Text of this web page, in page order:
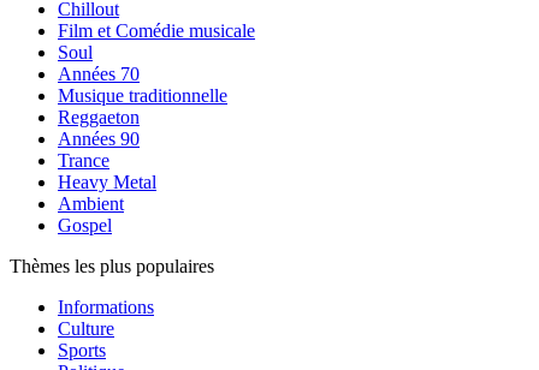
Chillout
Film et Comédie musicale
Soul
Années 70
Musique traditionnelle
Reggaeton
Années 90
Trance
Heavy Metal
Ambient
Gospel
Thèmes les plus populaires
Informations
Culture
Sports